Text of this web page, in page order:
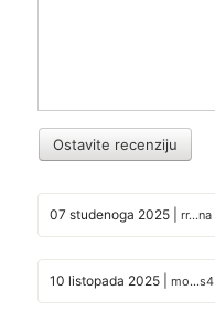
Ostavite recenziju
07 studenoga 2025 rr...na
10 listopada 2025 mo...s4